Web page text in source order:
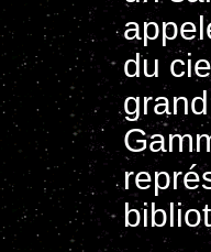
du